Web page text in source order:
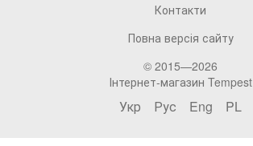
Контакти
Повна версія сайту
© 2015—2026
Інтернет-магазин Tempest
Укр Рус Eng PL